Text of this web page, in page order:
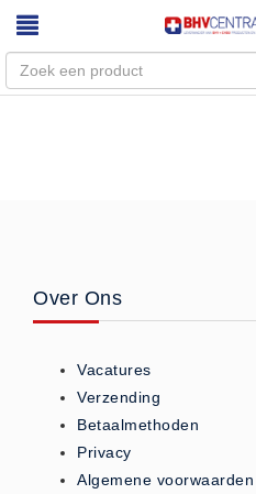
Diensten
RI&E
Bedrijfsnoodplannen
VCA Trajecten
Over Ons
Vacatures
Verzending
Betaalmethoden
Privacy
Algemene voorwaarden